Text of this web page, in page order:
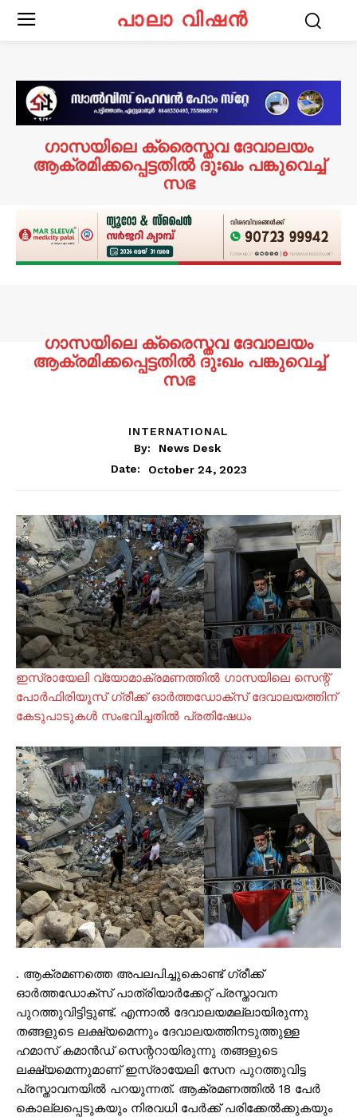
പാലാ വിഷൻ
ഗാസയിലെ ക്രൈസ്തവ ദേവാലയം
ആക്രമിക്കപ്പെട്ടതില്‍ ദുഃഖം പങ്കുവെച്ച്
സഭ
ഗാസയിലെ ക്രൈസ്തവ ദേവാലയം
ആക്രമിക്കപ്പെട്ടതില്‍ ദുഃഖം പങ്കുവെച്ച്
സഭ
INTERNATIONAL
By:
News Desk
Date:
October 24, 2023
ഇസ്രായേലി വ്യോമാക്രമണത്തില്‍ ഗാസയിലെ സെന്റ്‌
പോര്‍ഫിരിയൂസ് ഗ്രീക്ക് ഓര്‍ത്തഡോക്സ് ദേവാലയത്തിന്
കേടുപാടുകള്‍ സംഭവിച്ചതില്‍ പ്രതിഷേധം
. ആക്രമണത്തെ അപലപിച്ചുകൊണ്ട് ഗ്രീക്ക്
ഓര്‍ത്തഡോക്സ് പാത്രിയാര്‍ക്കേറ്റ് പ്രസ്താവന
പുറത്തുവിട്ടിട്ടുണ്ട്. എന്നാല്‍ ദേവാലയമല്ലായിരുന്നു
തങ്ങളുടെ ലക്ഷ്യമെന്നും ദേവാലയത്തിനടുത്തുള്ള
ഹമാസ് കമാന്‍ഡ് സെന്ററായിരുന്നു തങ്ങളുടെ
ലക്ഷ്യമെന്നുമാണ് ഇസ്രായേലി സേന പുറത്തുവിട്ട
പ്രസ്താവനയില്‍ പറയുന്നത്. ആക്രമണത്തില്‍ 18 പേര്‍
കൊല്ലപ്പെടുകയും നിരവധി പേര്‍ക്ക് പരിക്കേല്‍ക്കുകയും